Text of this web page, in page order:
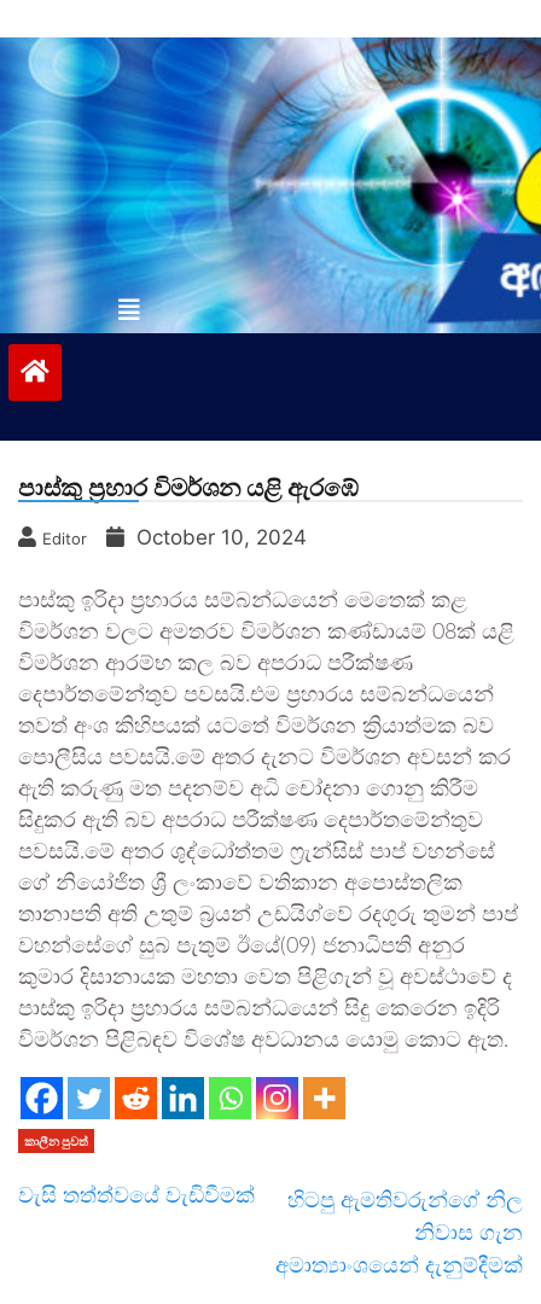
to
contentvinivida.lk
පාස්කු ප්‍රහාර විමර්ශන යළි ඇරඹේ
Editor October 10, 2024
පාස්කු ඉරිදා ප්‍රහාරය සම්බන්ධයෙන් මෙතෙක් කළ
විමර්ශන වලට අමතරව විමර්ශන කණ්ඩායම් 08ක් යළි
විමර්ශන ආරම්භ කල බව අපරාධ පරීක්ෂණ
දෙපාර්තමේන්තුව පවසයි.එම ප්‍රහාරය සම්බන්ධයෙන්
තවත් අංශ කිහිපයක් යටතේ විමර්ශන ක්‍රියාත්මක බව
පොලීසිය පවසයි.මේ අතර දැනට විමර්ශන අවසන් කර
ඇති කරුණු මත පදනම්ව අධි චෝදනා ගොනු කිරීම
සිදුකර ඇති බව අපරාධ පරීක්ෂණ දෙපාර්තමේන්තුව
පවසයි.මේ අතර ශුද්ධෝත්තම ෆ්‍රැන්සිස් පාප් වහන්සේ
ගේ නියෝජිත ශ්‍රී ලංකාවේ වතිකාන අපොස්තලික
තානාපති අති උතුම් බ්‍රයන් උඩයිග්වේ රදගුරු තුමන් පාප්
වහන්සේගේ සුබ පැතුම් ඊයේ(09) ජනාධිපති අනුර
කුමාර දිසානායක මහතා වෙත පිළිගැන් වූ අවස්ථාවේ ද
පාස්කු ඉරිදා ප්‍රහාරය සම්බන්ධයෙන් සිදු කෙරෙන ඉදිරි
විමර්ශන පිළිබඳව විශේෂ අවධානය යොමු කොට ඇත.
කාලීන පුවත්
වැසි තත්ත්වයේ වැඩිවීමක්
හිටපු ඇමතිවරුන්ගේ නිල
නිවාස ගැන
අමාත්‍යාංශයෙන් දැනුම්දීමක්